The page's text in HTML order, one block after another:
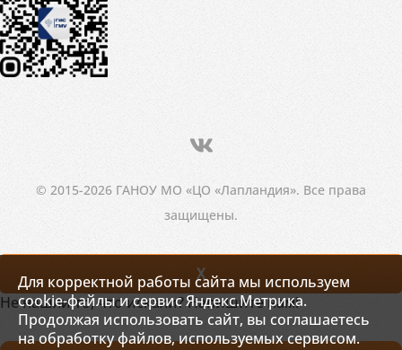
© 2015-2026 ГАНОУ МО «ЦО «Лапландия». Все права
защищены.
Для корректной работы сайта мы используем
cookie-файлы и сервис Яндекс.Метрика.
Продолжая использовать сайт, вы соглашаетесь
на обработку файлов, используемых сервисом.
X
Не нашли то, что искали? Напишите нам!